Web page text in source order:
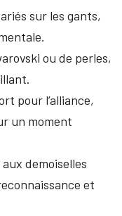
sur les gants,
ou de perles,
pour l’alliance,
un moment
demoiselles
et